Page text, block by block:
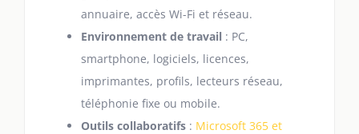
annuaire, accès Wi-Fi et réseau.
Environnement de travail : PC,
smartphone, logiciels, licences,
imprimantes, profils, lecteurs réseau,
téléphonie fixe ou mobile.
Outils collaboratifs : Microsoft 365 et